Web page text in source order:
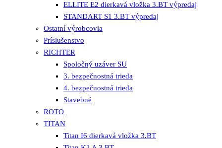
ELLITE E2 dierkavá vložka 3.BT výpredaj
STANDART S1 3.BT výpredaj
Ostatní výrobcovia
Príslušenstvo
RICHTER
Spoločný uzáver SU
3. bezpečnostná trieda
4. bezpečnostná trieda
Stavebné
ROTO
TITAN
Titan I6 dierkavá vložka 3.BT